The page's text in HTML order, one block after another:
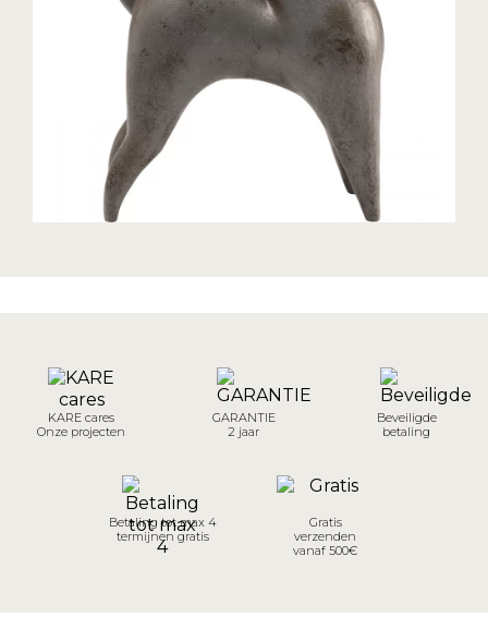
KARE cares
Onze projecten
GARANTIE
2 jaar
Beveiligde
betaling
Betaling tot max 4
termijnen gratis
Gratis
verzenden
vanaf 500€